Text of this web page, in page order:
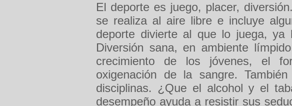
El deporte es juego, placer,
se realiza al aire libre e incluye
deporte divierte al que lo juega,
Diversión sana, en ambiente
crecimiento de los jóvenes, el
oxigenación de la sangre.
disciplinas. ¿Que el alcohol y el
desempeño ayuda a resistir sus